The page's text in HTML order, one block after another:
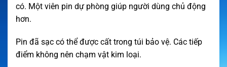
có. Một viên pin dự phòng giúp người dùng chủ động
hơn.
Pin đã sạc có thể được cất trong túi bảo vệ. Các tiếp
điểm không nên chạm vật kim loại.